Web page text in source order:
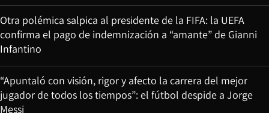
Otra polémica salpica al presidente de la FIFA: la UEFA
confirma el pago de indemnización a “amante” de Gianni
Infantino
“Apuntaló con visión, rigor y afecto la carrera del mejor
jugador de todos los tiempos”: el fútbol despide a Jorge
Messi